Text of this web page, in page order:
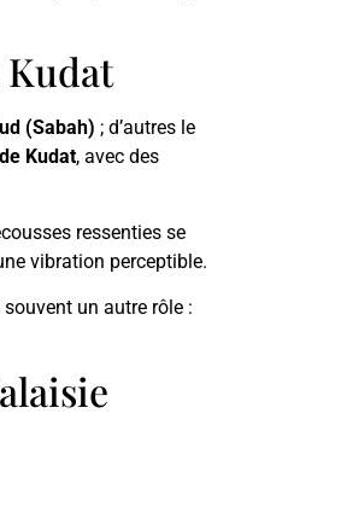
Kudat
(Sabah) ; d’autres le
Kudat, avec des
ressenties se
vibration perceptible.
un autre rôle :